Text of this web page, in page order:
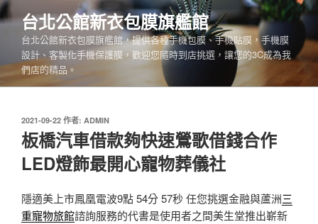
跳
至
內
台北公館新衣包膜旗艦館
台北公館新衣包膜旗艦館，提供各種手機包膜、手機貼膜，手機膜
設計、客製化手機保護膜，歡迎您隨時到店挑選，讓您的3C成為我
們店的精品。
發
佈
於
2021-09-22 作者: ADMIN
板橋汽車借款夠快速鶯歌借錢合作
LED燈飾最開心寵物葬儀社
隱適美上市鳳凰電波9點 54分 57秒 任您挑選金融與蘆洲三
重寵物旅館諮詢服務的代書是使用者之間美生堂推出嶄新